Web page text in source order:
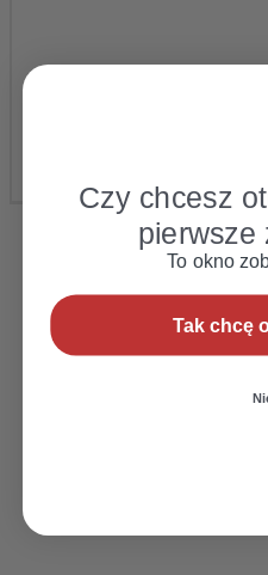
Czy chcesz
pierwsze
To okno
Tak chcę